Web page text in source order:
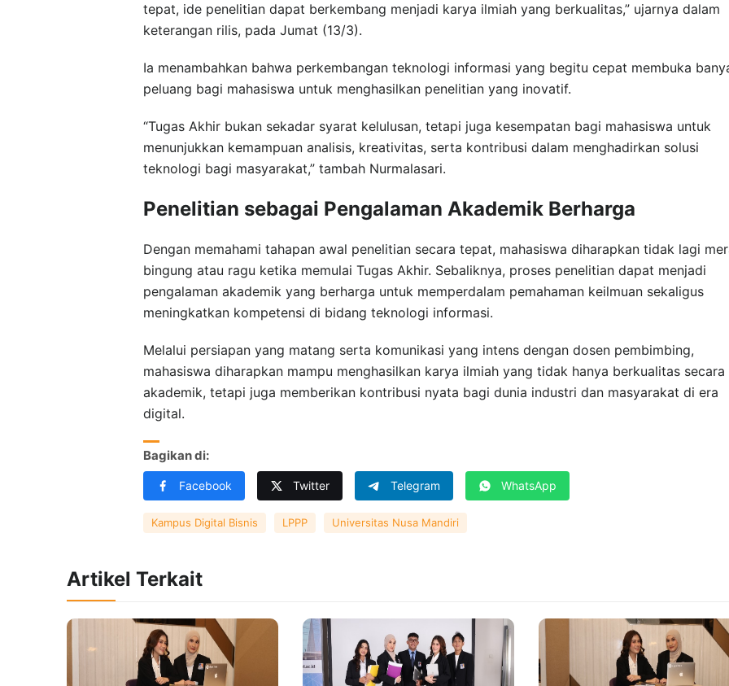
tepat, ide penelitian dapat berkembang menjadi karya ilmiah yang berkualitas,” ujarnya dalam
keterangan rilis, pada Jumat (13/3).
Ia menambahkan bahwa perkembangan teknologi informasi yang begitu cepat membuka
peluang bagi mahasiswa untuk menghasilkan penelitian yang inovatif.
“Tugas Akhir bukan sekadar syarat kelulusan, tetapi juga kesempatan bagi mahasiswa untuk
menunjukkan kemampuan analisis, kreativitas, serta kontribusi dalam menghadirkan solusi
teknologi bagi masyarakat,” tambah Nurmalasari.
Penelitian sebagai Pengalaman Akademik Berharga
Dengan memahami tahapan awal penelitian secara tepat, mahasiswa diharapkan tidak lagi
bingung atau ragu ketika memulai Tugas Akhir. Sebaliknya, proses penelitian dapat menjadi
pengalaman akademik yang berharga untuk memperdalam pemahaman keilmuan sekaligus
meningkatkan kompetensi di bidang teknologi informasi.
Melalui persiapan yang matang serta komunikasi yang intens dengan dosen pembimbing,
mahasiswa diharapkan mampu menghasilkan karya ilmiah yang tidak hanya berkualitas secara
akademik, tetapi juga memberikan kontribusi nyata bagi dunia industri dan masyarakat di era
digital.
Bagikan di:
Facebook Twitter Telegram WhatsApp
Kampus Digital Bisnis LPPP Universitas Nusa Mandiri
Artikel Terkait